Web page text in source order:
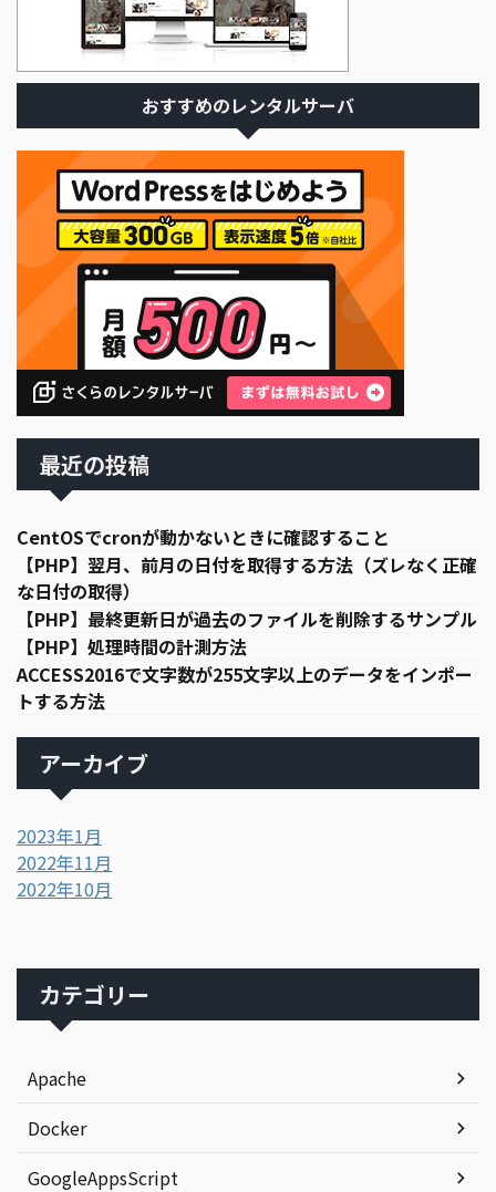
おすすめのレンタルサーバ
最近の投稿
CentOSでcronが動かないときに確認すること
【PHP】翌月、前月の日付を取得する方法（ズレなく正確
な日付の取得）
【PHP】最終更新日が過去のファイルを削除するサンプル
【PHP】処理時間の計測方法
ACCESS2016で文字数が255文字以上のデータをインポー
トする方法
アーカイブ
2023年1月
2022年11月
2022年10月
カテゴリー
Apache
Docker
GoogleAppsScript